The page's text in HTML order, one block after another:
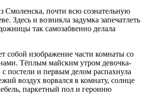
Смоленска, почти всю сознательную
Здесь и возникла задумка запечатлеть
так самозабвенно делала
собой изображение части комнаты со
Тёплым майским утром девочка-
постели и первым делом распахнула
воздух ворвался в комнату, солнце
паркетный пол и героиню